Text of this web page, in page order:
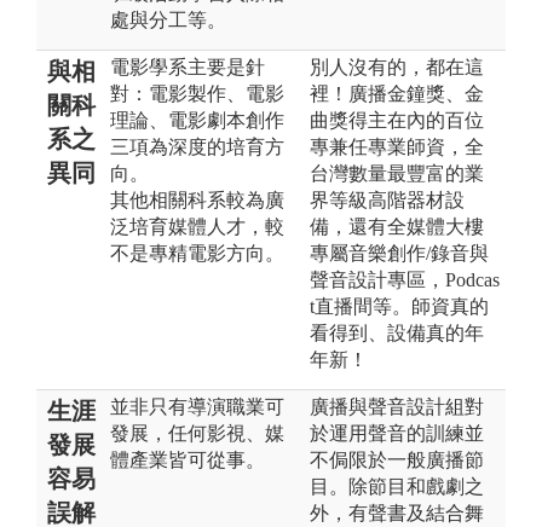
處與分工等。
與相
關科
系之
異同
電影學系主要是針
對：電影製作、電影
理論、電影劇本創作
三項為深度的培育方
向。
其他相關科系較為廣
泛培育媒體人才，較
不是專精電影方向。
別人沒有的，都在這
裡！廣播金鐘獎、金
曲獎得主在內的百位
專兼任專業師資，全
台灣數量最豐富的業
界等級高階器材設
備，還有全媒體大樓
專屬音樂創作/錄音與
聲音設計專區，Podcas
t直播間等。師資真的
看得到、設備真的年
年新！
生涯
發展
容易
誤解
並非只有導演職業可
發展，任何影視、媒
體產業皆可從事。
廣播與聲音設計組對
於運用聲音的訓練並
不侷限於一般廣播節
目。除節目和戲劇之
外，有聲書及結合舞